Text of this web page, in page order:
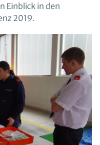
Einblick in den
2019.